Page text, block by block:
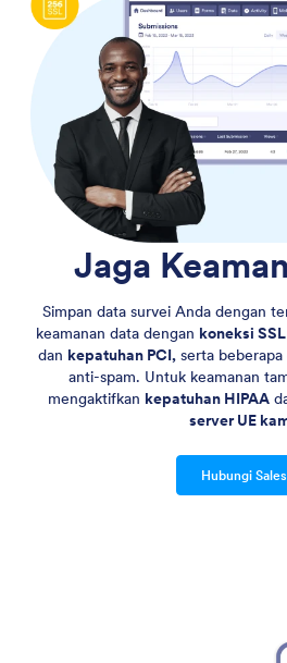
Jaga
Simpan data survei Anda dengan
keamanan data dengan koneksi
dan kepatuhan PCI,serta beberapa
anti-spam. Untuk keamanan
mengaktifkan kepatuhan HIPAA
server UE
Hubungi Sales